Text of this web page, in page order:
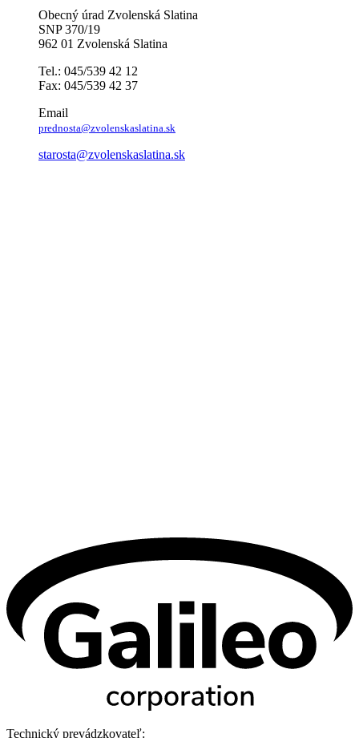
Obecný úrad Zvolenská Slatina
SNP 370/19
962 01 Zvolenská Slatina
Tel.: 045/539 42 12
Fax: 045/539 42 37
Email
prednosta@zvolenskaslatina.sk
starosta@zvolenskaslatina.sk
Technický prevádzkovateľ: